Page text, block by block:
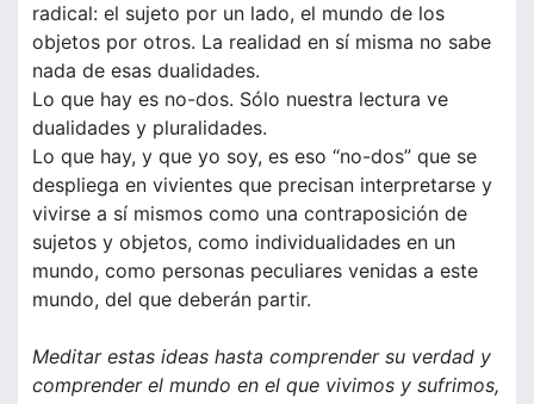
radical: el sujeto por un lado, el mundo de los
objetos por otros. La realidad en sí misma no sabe
nada de esas dualidades.
Lo que hay es no-dos. Sólo nuestra lectura ve
dualidades y pluralidades.
Lo que hay, y que yo soy, es eso “no-dos” que se
despliega en vivientes que precisan interpretarse y
vivirse a sí mismos como una contraposición de
sujetos y objetos, como individualidades en un
mundo, como personas peculiares venidas a este
mundo, del que deberán partir.
Meditar estas ideas hasta comprender su verdad y
comprender el mundo en el que vivimos y sufrimos,